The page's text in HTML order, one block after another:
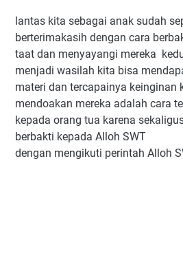
lantas kita sebagai anak sudah
berterimakasih dengan cara
taat dan menyayangi mereka
menjadi wasilah kita bisa
materi dan tercapainya keinginan
mendoakan mereka adalah cara
kepada orang tua karena
berbakti kepada Alloh SWT
dengan mengikuti perintah Alloh